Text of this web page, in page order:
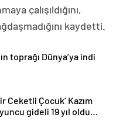
çalışıldığını,
kaydetti.
toprağı Dünya’ya indi
Ceketli Çocuk’ Kazım
gideli 19 yıl oldu…